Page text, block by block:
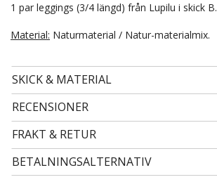
1 par leggings (3/4 längd) från Lupilu i skick B.
Material: Naturmaterial / Natur-materialmix.
SKICK & MATERIAL
RECENSIONER
FRAKT & RETUR
BETALNINGSALTERNATIV